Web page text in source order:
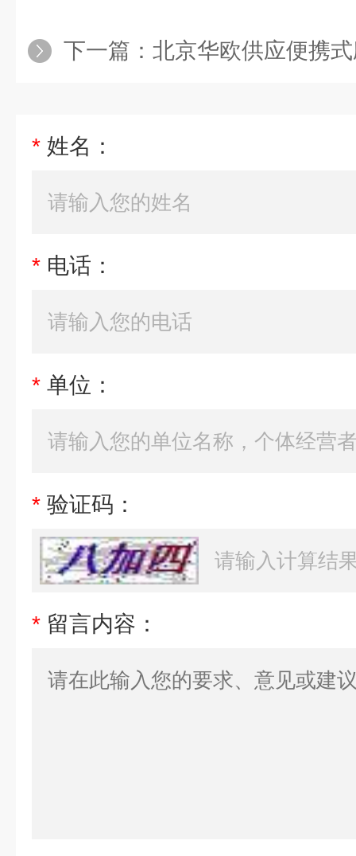
下一篇： 北京华欧供应便携
* 姓名：
* 电话：
* 单位：
* 验证码：
* 留言内容：